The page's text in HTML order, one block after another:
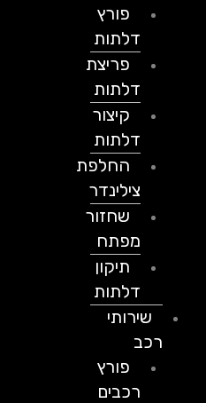
פורץ
דלתות
פריצת
דלתות
קיצור
דלתות
החלפת
צילינדר
שחזור
מפתח
תיקון
דלתות
שירותי
פורץ
רכבים